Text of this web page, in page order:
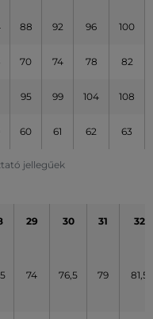
jellegűek
88 92 96 100
70 74 78 82
95 99 104 108
60 61 62 63
29 30 31 32
74 76,5 79 81,5